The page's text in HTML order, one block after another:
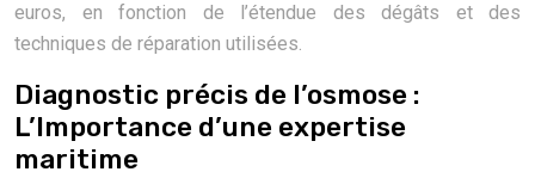
euros, en fonction de l’étendue des dégâts et des
techniques de réparation utilisées.
Diagnostic précis de l’osmose :
L’Importance d’une expertise
maritime